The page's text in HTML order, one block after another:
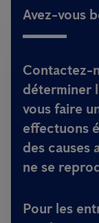
Avez-vous
Contactez-
déterminer
vous faire
effectuons
des causes
ne se
Pour les